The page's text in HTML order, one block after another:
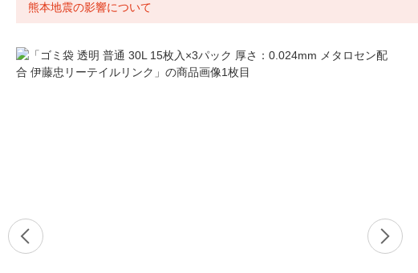
熊本地震の影響について